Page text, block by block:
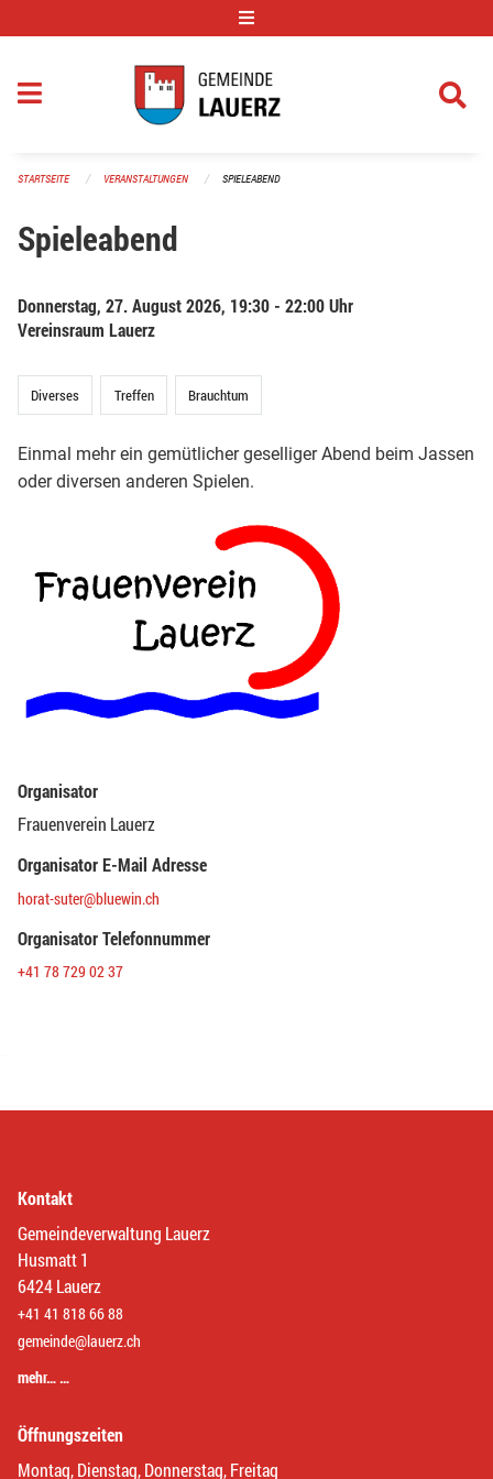
STARTSEITE VERANSTALTUNGEN SPIELEABEND
Spieleabend
Donnerstag, 27. August 2026, 19:30 - 22:00 Uhr
Vereinsraum Lauerz
Diverses Treffen Brauchtum
Einmal mehr ein gemütlicher geselliger Abend beim Jassen
oder diversen anderen Spielen.
Organisator
Frauenverein Lauerz
Organisator E-Mail Adresse
horat-suter@bluewin.ch
Organisator Telefonnummer
+41 78 729 02 37
Kontakt
Gemeindeverwaltung Lauerz
Husmatt 1
6424 Lauerz
+41 41 818 66 88
gemeinde@lauerz.ch
mehr… …
Öffnungszeiten
Montag, Dienstag, Donnerstag, Freitag